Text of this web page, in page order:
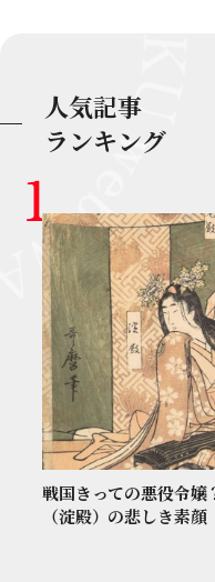
人気記事
ランキング
戦国きっての悪役令嬢
（淀殿）の悲しき素顔